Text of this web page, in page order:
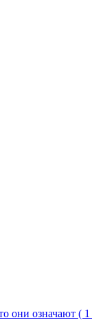
они означают (